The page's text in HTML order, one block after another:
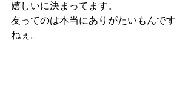
嬉しいに決まってます。
友ってのは本当にありがたいもんです
ねぇ。